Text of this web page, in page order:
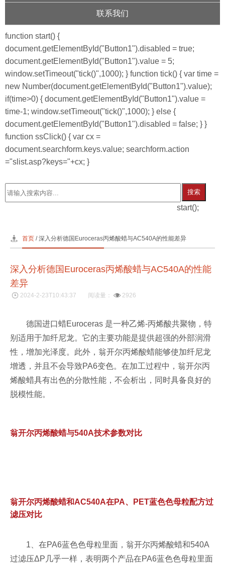
联系我们
function start() {
document.getElementById("Button1").disabled = true;
document.getElementById("Button1").value = 5;
window.setTimeout("tick()",1000); } function tick() { var time =
new Number(document.getElementById("Button1").value);
if(time>0) { document.getElementById("Button1").value =
time-1; window.setTimeout("tick()",1000); } else {
document.getElementById("Button1").disabled = false; } }
function ssClick() { var cx =
document.searchform.keys.value; searchform.action
="slist.asp?keys="+cx; }
搜索
start();
首页 / 深入分析德国Euroceras丙烯酸蜡与AC540A的性能差异
深入分析德国Euroceras丙烯酸蜡与AC540A的性能
差异
2024-2-23T10:43:37 阅读量： 2926
德国进口蜡Euroceras 是一种乙烯-丙烯酸共聚物，特
别适用于加纤尼龙。它的主要功能是提供超强的外部润滑
性，增加光泽度。此外，翁开尔丙烯酸蜡能够使加纤尼龙
增透 ，并且不会导致PA6变色。在加工过程中，翁开尔丙
烯酸蜡具有出色的分散性能，不会析出，同时具备良好的
脱模性能。
翁开尔丙烯酸蜡与540A技术参数对比
翁开尔丙烯酸蜡和AC540A在PA、PET蓝色色母粒配方过
滤压对比
1、在PA6蓝色色母粒里面，翁开尔丙烯酸蜡和540A
过滤压ΔP几乎一样，表明两个产品在PA6蓝色色母粒里面